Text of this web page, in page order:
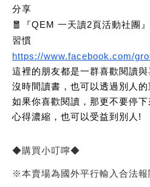
分享
🧧『QEM 一天讀2頁活動社團
習慣
https://www.facebook.com/
這裡的朋友都是一群喜歡閱讀
沒時間讀書，也可以透過別人
如果你喜歡閱讀，那更不要停
心得濃縮，也可以受益到別人!
◆購買小叮嚀◆
※本賣場為國外平行輸入合法報